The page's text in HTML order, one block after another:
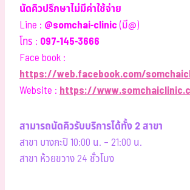
นัดคิวปรึกษาไม่มีค่าใช้จ่าย
Line : @somchai-clinic(มี@)
โทร : 097-145-3666
Face book :
https://web.facebook.com/
Website :https://
สามารถนัดคิวรับบริการได้ทั้ง 2 สาขา
สาขา บางกะปิ 10:00 น. – 21:00 น.
สาขา ห้วยขวาง 24 ชั่วโมง